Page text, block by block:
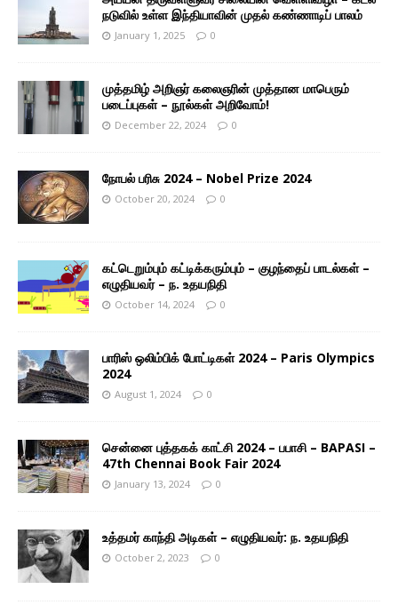
நடுவில் உள்ள இந்தியாவின் முதல் கண்ணாடிப் பாலம்
January 1, 2025 0
முத்தமிழ் அறிஞர் கலைஞரின் முத்தான மாபெரும்
படைப்புகள் – நூல்கள் அறிவோம்!
December 22, 2024 0
நோபல் பரிசு 2024 – Nobel Prize 2024
October 20, 2024 0
கட்டெறும்பும் கட்டிக்கரும்பும் – குழந்தைப் பாடல்கள் –
எழுதியவர் – ந. உதயநிதி
October 14, 2024 0
பாரிஸ் ஒலிம்பிக் போட்டிகள் 2024 – Paris Olympics
2024
August 1, 2024 0
சென்னை புத்தகக் காட்சி 2024 – பபாசி – BAPASI –
47th Chennai Book Fair 2024
January 13, 2024 0
உத்தமர் காந்தி அடிகள் – எழுதியவர்: ந. உதயநிதி
October 2, 2023 0